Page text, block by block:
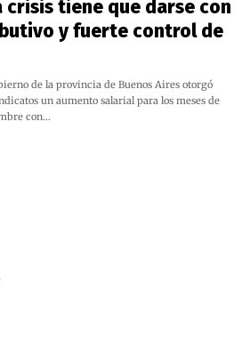
crisis tiene que darse con
y fuerte control de
de la provincia de Buenos Aires otorgó
un aumento salarial para los meses de
con…